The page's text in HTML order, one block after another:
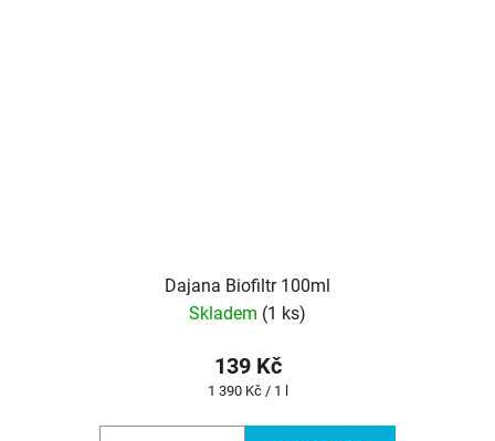
Dajana Biofiltr 100ml
Skladem (1 ks)
139 Kč
Měrná
1 390 Kč / 1 l